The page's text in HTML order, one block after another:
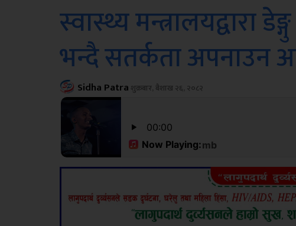
स्वास्थ्य
भन्दै सतर्कता अपनाउन
Sidha Patra शुक्रबार, बैशाख २६, २०८२